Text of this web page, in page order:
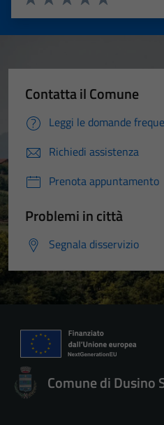
Valuta 5
Valuta 4 stelle su
Valuta 3 stelle su 5
Valuta 2 stelle su 5
Valuta 1 stelle su 5
Contatta il Comune
Leggi le domande
Richiedi assistenza
Prenota appuntamento
Problemi in città
Segnala disservizio
Comune di Dusino